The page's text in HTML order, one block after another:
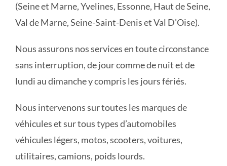
(Seine et Marne, Yvelines, Essonne, Haut de Seine,
Val de Marne, Seine-Saint-Denis et Val D’Oise).
Nous assurons nos services en toute circonstance
sans interruption, de jour comme de nuit et de
lundi au dimanche y compris les jours fériés.
Nous intervenons sur toutes les marques de
véhicules et sur tous types d’automobiles
véhicules légers, motos, scooters, voitures,
utilitaires, camions, poids lourds.